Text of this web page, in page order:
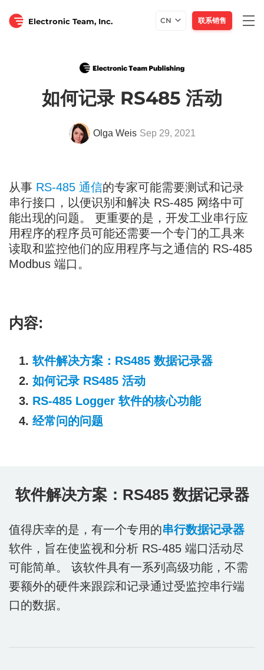
Electronic Team, Inc. CN 联系销售
如何记录 RS485 活动
Olga Weis Sep 29, 2021
从事 RS-485 通信的专家可能需要测试和记录
串行接口，以便识别和解决 RS-485 网络中可
能出现的问题。 更重要的是，开发工业串行应
用程序的程序员可能还需要一个专门的工具来
读取和监控他们的应用程序与之通信的 RS-485
Modbus 端口。
内容:
软件解决方案：RS485 数据记录器
如何记录 RS485 活动
RS-485 Logger 软件的核心功能
经常问的问题
软件解决方案：RS485 数据记录器
值得庆幸的是，有一个专用的串行数据记录器
软件，旨在使监视和分析 RS-485 端口活动尽
可能简单。 该软件具有一系列高级功能，不需
要额外的硬件来跟踪和记录通过受监控串行端
口的数据。